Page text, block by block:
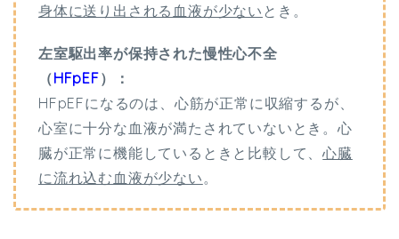
身体に送り出される血液が少ない とき。
左室駆出率が保持された慢性心不全
（HFpEF）：
HFpEFになるのは、心筋が正常に収縮するが、
心室に十分な血液が満たされていないとき。心
臓が正常に機能しているときと比較して、心臓
に流れ込む血液が少ない 。